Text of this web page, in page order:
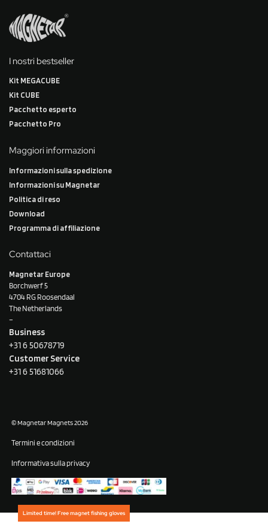
I nostri bestseller
Kit MEGACUBE
Kit CUBE
Pacchetto esperto
Pacchetto Pro
Maggiori informazioni
Informazioni sulla spedizione
Informazioni su Magnetar
Politica di reso
Download
Programma di affiliazione
Contattaci
Magnetar Europe
Borchwerf 5
4704 RG Roosendaal
The Netherlands
–
Business
+31 6 50678719
Customer Service
+31 6 51681066
© Magnetar Magnets 2026
Termini e condizioni
Informativa sulla privacy
Limited time! Free magnet fishing gloves